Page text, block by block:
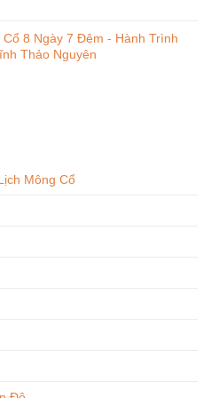
Cổ 8 Ngày 7 Đêm - Hành Trình
Thảo Nguyên
Mông Cổ